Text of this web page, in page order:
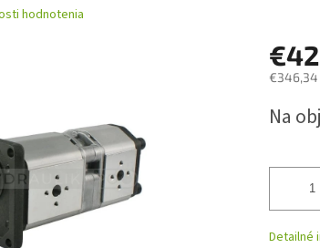
hodnotenia
€346,34
cena:
Na
Detailné